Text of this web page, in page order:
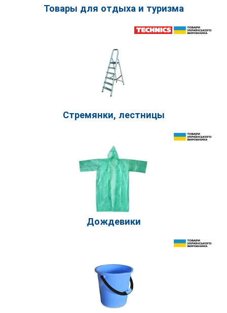
Товары для отдыха и туризма
Стремянки, лестницы
Дождевики